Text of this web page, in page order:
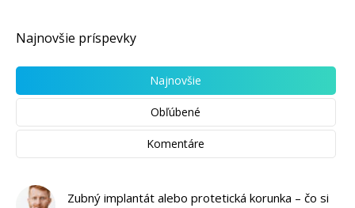
Najnovšie príspevky
Najnovšie
Obľúbené
Komentáre
Zubný implantát alebo protetická korunka – čo si